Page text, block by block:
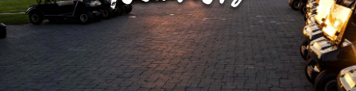
Nature + Jardins
Patrimoine